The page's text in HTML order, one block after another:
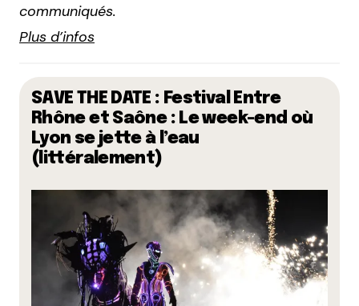
communiqués.
Plus d’infos
SAVE THE DATE : Festival Entre
Rhône et Saône : Le week-end où
Lyon se jette à l’eau
(littéralement)